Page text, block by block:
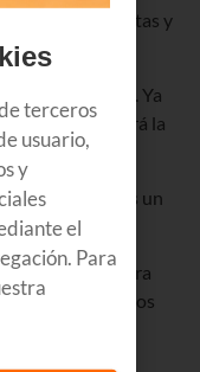
de puertas y
con mascotas. Ya
y no saltará la
sí tendrás un
pensado para
lo más tranquilos
terceros
usuario,
y
el
Para